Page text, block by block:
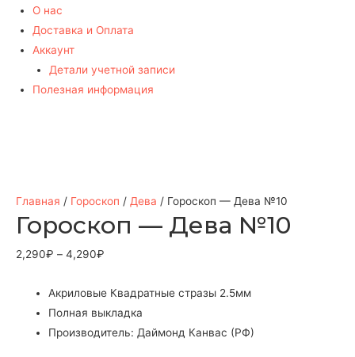
О нас
Доставка и Оплата
Аккаунт
Детали учетной записи
Полезная информация
Главная / Гороскоп / Дева / Гороскоп — Дева №10
Гороскоп — Дева №10
2,290₽ – 4,290₽
Акриловые Квадратные стразы 2.5мм
Полная выкладка
Производитель: Даймонд Канвас (РФ)